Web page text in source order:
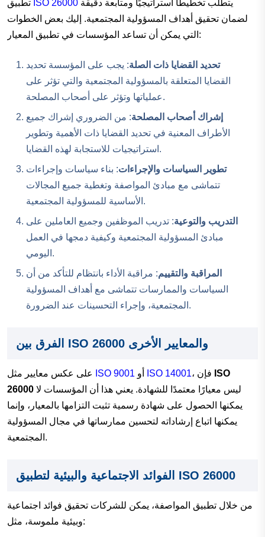
ISO 26000
لضمان تحقيق أهداف المسؤولية المجتمعية. إليك بعض الخطوات
التي يمكن أن تساعد المؤسسات في تطبيق المعيار:
تحديد القضايا ذات الصلة: يجب على المؤسسة تحديد
القضايا المتعلقة بالمسؤولية المجتمعية والتي تؤثر على
عملياتها وتؤثر على أصحاب المصلحة.
إشراك أصحاب المصلحة: من الضروري إشراك جميع
الأطراف المعنية في تحديد القضايا ذات الأهمية وتطوير
استراتيجيات للاستجابة لهذه القضايا.
تطوير السياسات والإجراءات: بناء سياسات وإجراءات
تتماشى مع مبادئ المواصفة وتغطية جميع المجالات
الأساسية للمسؤولية المجتمعية.
التدريب والتوعية: تدريب الموظفين وجميع العاملين على
مبادئ المسؤولية المجتمعية وكيفية دمجها في العمل
اليومي.
المراقبة والتقييم: مراقبة الأداء بانتظام للتأكد من أن
السياسات والممارسات تتماشى مع أهداف المسؤولية
المجتمعية، وإجراء التحسينات عند الضرورة.
الفرق بين ISO 26000 والمعايير الأخرى
ISO 9001 ISO 14001
ISO
26000
يمكنها الحصول على شهادة رسمية تثبت التزامها بالمعيار، وإنما
يمكنها اتباع إرشاداته لتحسين ممارساتها في مجال المسؤولية
المجتمعية.
الفوائد الاجتماعية والبيئية لتطبيق ISO 26000
من خلال تطبيق المواصفة، يمكن للشركات تحقيق فوائد اجتماعية
وبيئية ملموسة، مثل: